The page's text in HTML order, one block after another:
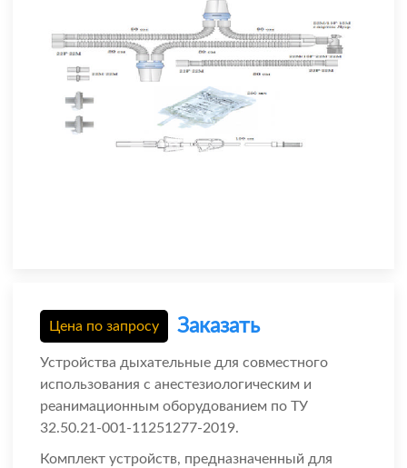
Цена по запросу Заказать
Устройства дыхательные для совместного
использования с анестезиологическим и
реанимационным оборудованием по ТУ
32.50.21-001-11251277-2019.
Комплект устройств, предназначенный для